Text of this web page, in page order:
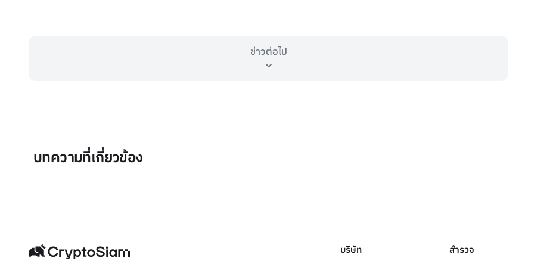
ข่าวต่อไป
บทความที่เกี่ยวข้อง
บริษัท สำรวจ